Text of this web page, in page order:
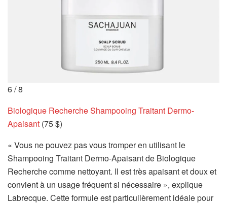
6/8
Biologique Recherche Shampooing Traitant Dermo-
Apaisant (75 $)
« Vous ne pouvez pas vous tromper en utilisant le
Shampooing Traitant Dermo-Apaisant de Biologique
Recherche comme nettoyant. Il est très apaisant et doux et
convient à un usage fréquent si nécessaire », explique
Labrecque. Cette formule est particulièrement idéale pour